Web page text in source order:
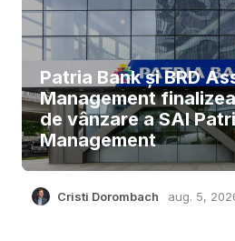
Patria Bank și BRD
Management
de vânzare a SAI
Management
Cristi Dorombach aug. 5,